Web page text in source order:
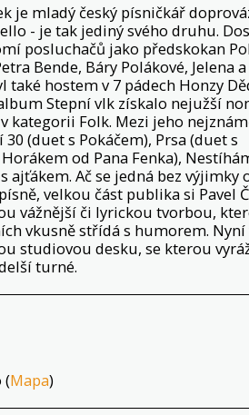
je mladý český písničkář
- je tak jediný svého druhu.
posluchačů jako předskokan
Bende, Báry Polákové, Jelena a
také hostem v 7 pádech Honzy
Stepní vlk získalo nejužší
kategorii Folk. Mezi jeho
(duet s Pokáčem), Prsa (duet s
od Pana Fenka),
ajťákem. Ač se jedná bez výjimky
velkou část publika si Pavel
vážnější či lyrickou tvorbou,
vkusně střídá s humorem. Nyní
studiovou desku, se kterou
turné.
(Mapa)